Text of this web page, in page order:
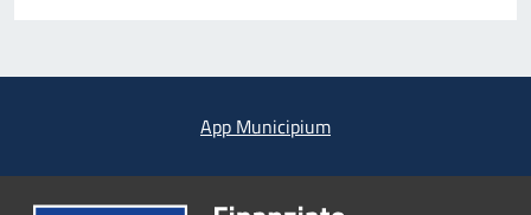
App Municipium